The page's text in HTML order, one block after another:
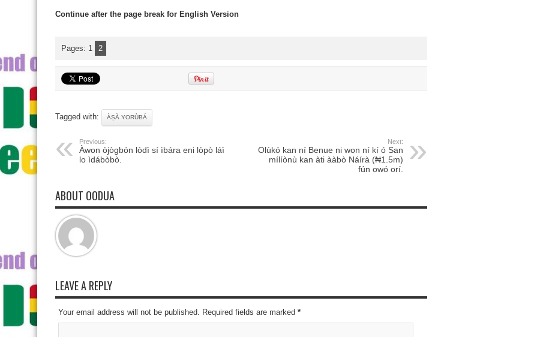
Continue after the page break for English Version
Pages: 1 2
Tagged with: ÀṢÀ YORÙBÁ
Previous:
Àwon òjògbón lòdì sí ìbára eni lòpò láì
lo ìdábòbò.
Next:
Olùkó kan ní Benue ni won ní kí ó San
mílíònù kan àti ààbò Náírà (₦1.5m)
fún owó orí.
ABOUT OODUA
LEAVE A REPLY
Your email address will not be published. Required fields are marked *